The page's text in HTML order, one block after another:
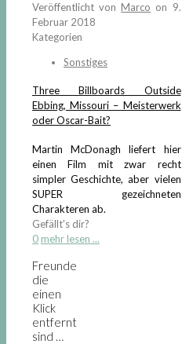
Veröffentlicht vonMarco on 9.
Februar 2018
Kategorien
Sonstiges
Three Billboards Outside
Ebbing, Missouri – Meisterwerk
oder Oscar-Bait?
Martin McDonagh liefert hier
einen Film mit zwar recht
simpler Geschichte, aber vielen
SUPER gezeichneten
Charakteren ab.
Gefällt's dir?
0 mehr lesen ...
Freunde
die
einen
Klick
entfernt
sind …